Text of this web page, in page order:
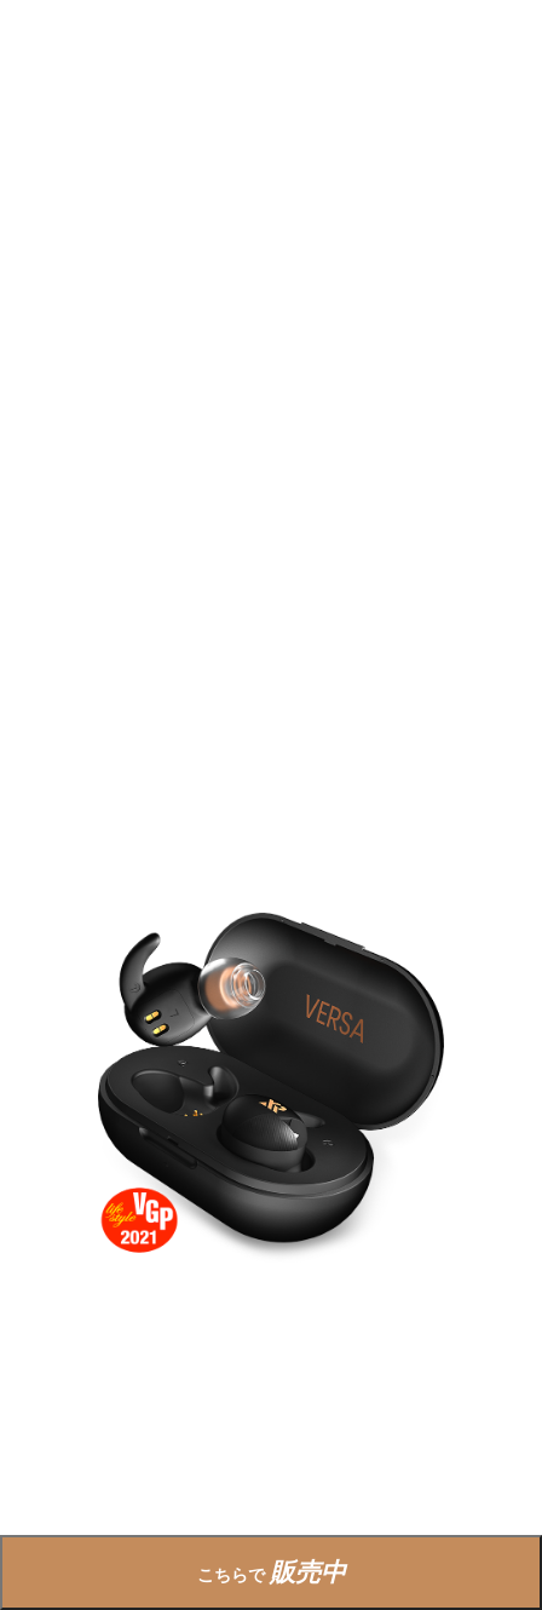
こちらで 販売中